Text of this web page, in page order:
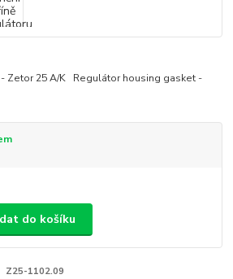
Zetor 25 A/K Regulátor housing gasket -
do košíku
Z25-1102.09